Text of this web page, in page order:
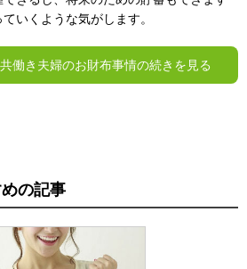
いくような気がします。
共働き夫婦のお財布事情の続きを見る
の記事